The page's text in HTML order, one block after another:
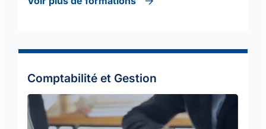
Comptabilité et Gestion